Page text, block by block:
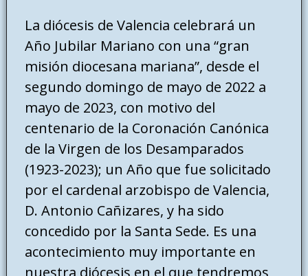
La diócesis de Valencia celebrará un
Año Jubilar Mariano con una “gran
misión diocesana mariana”, desde el
segundo domingo de mayo de 2022 a
mayo de 2023, con motivo del
centenario de la Coronación Canónica
de la Virgen de los Desamparados
(1923-2023); un Año que fue solicitado
por el cardenal arzobispo de Valencia,
D. Antonio Cañizares, y ha sido
concedido por la Santa Sede. Es una
acontecimiento muy importante en
nuestra diócesis en el que tendremos